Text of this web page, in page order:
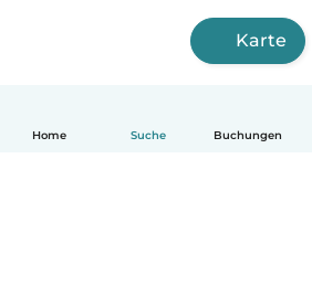
Home Suche Buchungen
Karte